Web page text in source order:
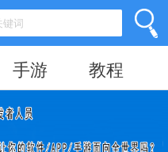
手游 教程